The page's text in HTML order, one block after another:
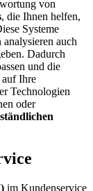
von
, die Ihnen helfen,
Systeme
auch
Dadurch
und die
auf Ihre
Technologien
oder
im Kundenservice